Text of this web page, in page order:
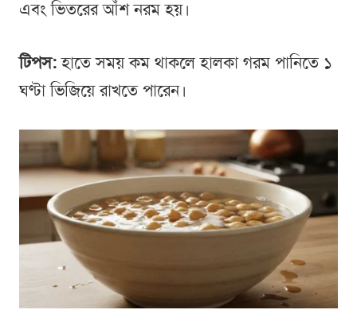
এবং ভিতরের আঁশ নরম হয়।
টিপস:হাতে সময় কম থাকলে হালকা গরম পানিতে ১
ঘণ্টা ভিজিয়ে রাখতে পারেন।